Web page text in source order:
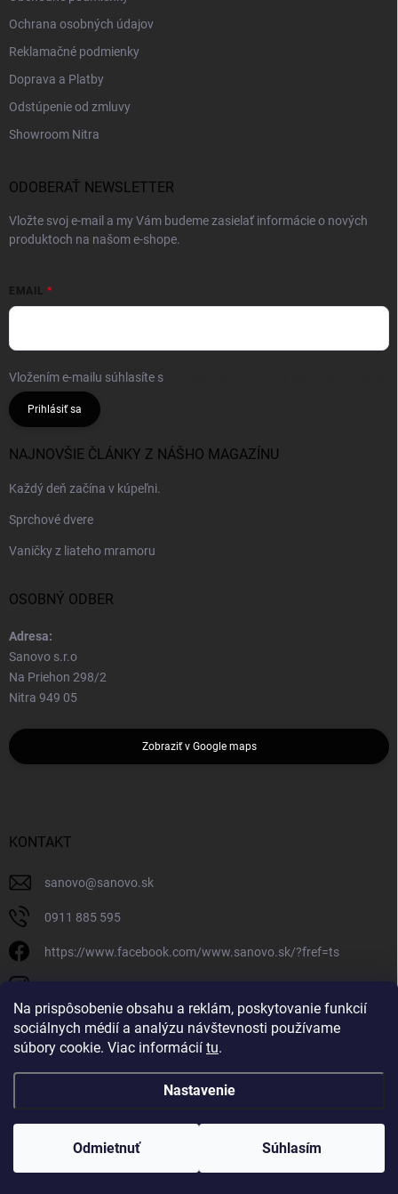
Na prispôsobenie obsahu a reklám, poskytovanie funkcií
sociálnych médií a analýzu návštevnosti používame
súbory cookie. Viac informácií tu.
Nastavenie
Odmietnuť Súhlasím
Ochrana osobných údajov
Reklamačné podmienky
Doprava a Platby
Odstúpenie od zmluvy
Showroom Nitra
ODOBERAŤ NEWSLETTER
Vložte svoj e-mail a my Vám budeme zasielať informácie o nových
produktoch na našom e-shope.
EMAIL
Vložením e-mailu súhlasíte s
Prihlásiť sa
NAJNOVŠIE ČLÁNKY Z NÁŠHO MAGAZÍNU
Každý deň začína v kúpeľni.
Sprchové dvere
Vaničky z liateho mramoru
OSOBNÝ ODBER
Adresa:
Sanovo s.r.o
Na Priehon 298/2
Nitra 949 05
Zobraziť v Google maps
KONTAKT
sanovo@sanovo.sk
0911 885 595
https://www.facebook.com/www.sanovo.sk/?fref=ts
Vytvoril Shoptet
Copyright 2026Sanovo.sk. Všetky práva vyhradené. | Upraviť nastavenie